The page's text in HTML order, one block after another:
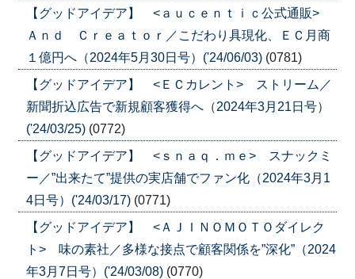
【グッドアイデア】 <ａｕｃｅｎｔｉｃ公式通販>
Ａｎｄ Ｃｒｅａｔｏｒ／こだわり具現化、ＥＣ月商
１億円へ（2024年5月30日号）('24/06/03) (0781)
【グッドアイデア】 <ＥＣカレント> ストリーム／
新聞折込広告で新規顧客獲得へ（2024年3月21日号）
('24/03/25) (0772)
【グッドアイデア】 <ｓｎａｑ．ｍｅ> スナックミ
ー／”出来たて”提供の実店舗でファン化（2024年3月1
4日号）('24/03/17) (0771)
【グッドアイデア】 <ＡＪＩＮＯＭＯＴＯダイレク
ト> 味の素社／多様な接点で顧客関係を”深化”（2024
年3月7日号）('24/03/08) (0770)